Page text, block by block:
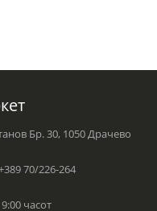
Бр. 30, 1050 Драчево
70/226-264
часот